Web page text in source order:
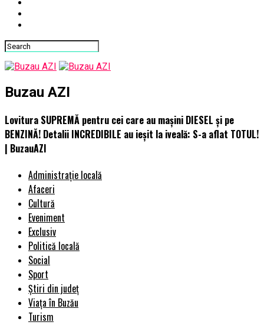
Buzau AZI
Lovitura SUPREMĂ pentru cei care au mașini DIESEL și pe
BENZINĂ! Detalii INCREDIBILE au ieșit la iveală: S-a aflat TOTUL!
| BuzauAZI
Administrație locală
Afaceri
Cultură
Eveniment
Exclusiv
Politică locală
Social
Sport
Știri din județ
Viața în Buzău
Turism